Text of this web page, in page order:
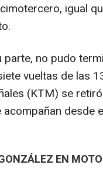
igual
no pudo
vueltas de las
(KTM) se
desde
EN